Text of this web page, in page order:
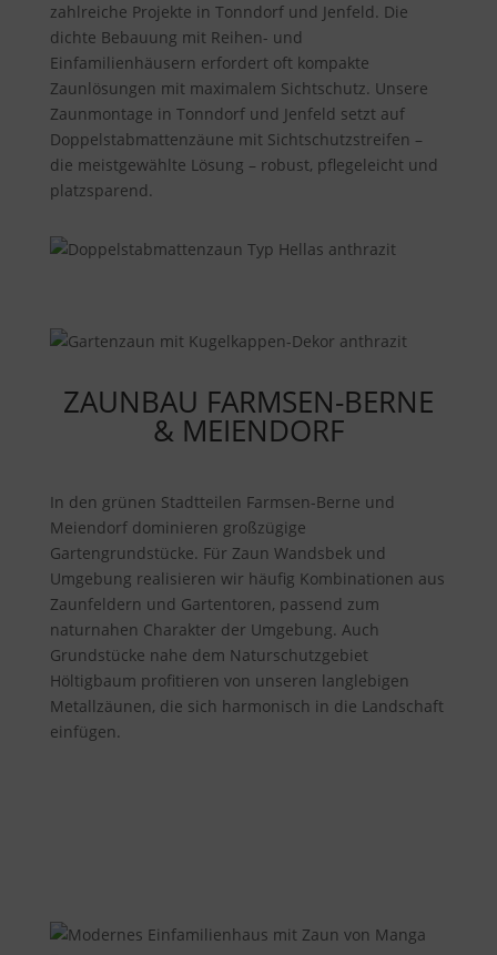
zahlreiche Projekte in Tonndorf und Jenfeld. Die
dichte Bebauung mit Reihen- und
Einfamilienhäusern erfordert oft kompakte
Zaunlösungen mit maximalem Sichtschutz. Unsere
Zaunmontage in Tonndorf und Jenfeld setzt auf
Doppelstabmattenzäune mit Sichtschutzstreifen –
die meistgewählte Lösung – robust, pflegeleicht und
platzsparend.
ZAUNBAU FARMSEN-BERNE
& MEIENDORF
In den grünen Stadtteilen Farmsen-Berne und
Meiendorf dominieren großzügige
Gartengrundstücke. Für Zaun Wandsbek und
Umgebung realisieren wir häufig Kombinationen aus
Zaunfeldern und Gartentoren, passend zum
naturnahen Charakter der Umgebung. Auch
Grundstücke nahe dem Naturschutzgebiet
Höltigbaum profitieren von unseren langlebigen
Metallzäunen, die sich harmonisch in die Landschaft
einfügen.